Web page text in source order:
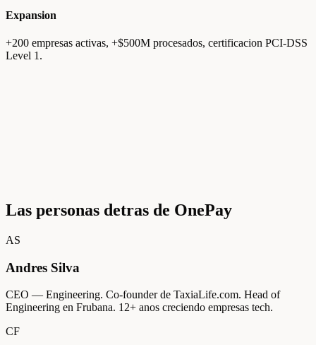
Expansion
+200 empresas activas, +$500M procesados, certificacion PCI-DSS
Level 1.
Las personas detras de OnePay
AS
Andres Silva
CEO — Engineering. Co-founder de TaxiaLife.com. Head of
Engineering en Frubana. 12+ anos creciendo empresas tech.
CF